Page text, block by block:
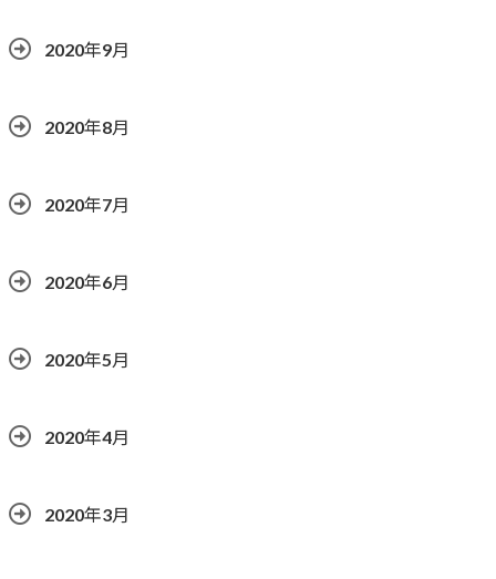
2020年9月
2020年8月
2020年7月
2020年6月
2020年5月
2020年4月
2020年3月